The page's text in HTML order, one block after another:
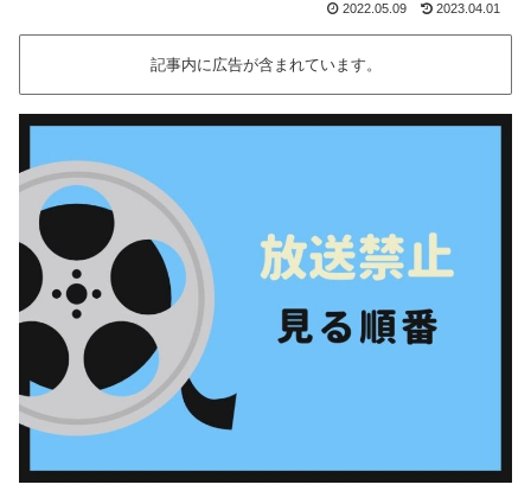
2022.05.09 2023.04.01
記事内に広告が含まれています。